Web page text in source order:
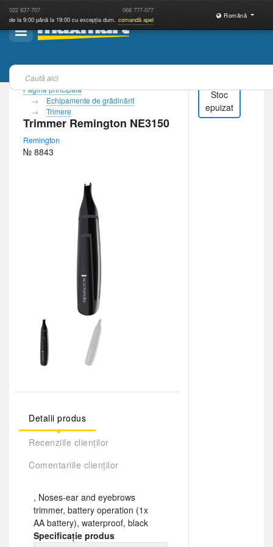
022 837-707 068 777-077
de la 9:00 până la 19:00 cu excepția dum. comandă apel
Română
Pagina principală
Echipamente de grădinărit
Trimere
Trimmer Remington NE3150
Remington
№ 8843
Detalii produs
Recenziile clienților
Comentariile clienților
, Noses-ear and eyebrows
trimmer, battery operation (1x
AA battery), waterproof, black
Specificație produs
Stoc
epuizat